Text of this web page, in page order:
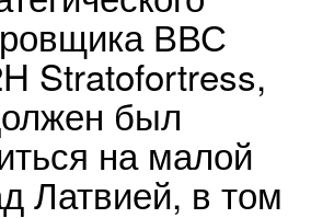
ВВС
Stratofortress,
был
на малой
Латвией, в том